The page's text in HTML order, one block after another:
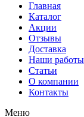
Главная
Каталог
Акции
Отзывы
Доставка
Наши работы
Статьи
О компании
Контакты
Меню